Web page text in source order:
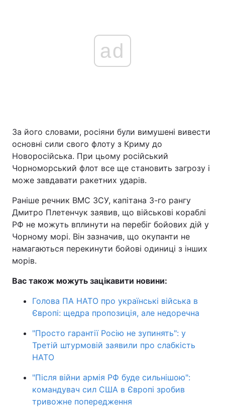
ad
За його словами, росіяни були вимушені вивести
основні сили свого флоту з Криму до
Новоросійська. При цьому російський
Чорноморський флот все ще становить загрозу і
може завдавати ракетних ударів.
Раніше речник ВМС ЗСУ, капітана 3-го рангу
Дмитро Плетенчук заявив, що військові кораблі
РФ не можуть вплинути на перебіг бойових дій у
Чорному морі. Він зазначив, що окупанти не
намагаються перекинути бойові одиниці з інших
морів.
Вас також можуть зацікавити новини:
Голова ПА НАТО про українські війська в
Європі: щедра пропозиція, але недоречна
"Просто гарантії Росію не зупинять": у
Третій штурмовій заявили про слабкість
НАТО
"Після війни армія РФ буде сильнішою":
командувач сил США в Європі зробив
тривожне попередження